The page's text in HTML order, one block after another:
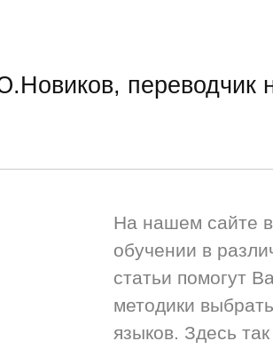
переводчик
На нашем сайте
обучении в
статьи помогут
методики
языков. Здесь